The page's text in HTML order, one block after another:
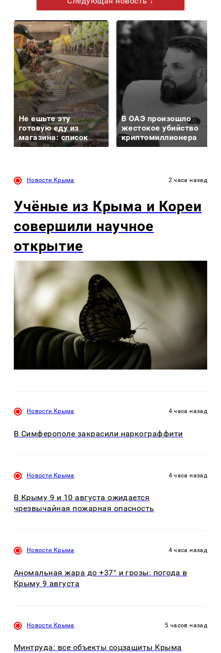
Не ешьте эту
готовую еду из
магазина: список
В ОАЭ произошло
жестокое убийство
криптомиллионера
Новости Крыма 2 часа назад
Учёные из Крыма и Кореи
совершили научное
открытие
Новости Крыма 4 часа назад
В Симферополе закрасили наркограффити
Новости Крыма 4 часа назад
В Крыму 9 и 10 августа ожидается
чрезвычайная пожарная опасность
Новости Крыма 4 часа назад
Аномальная жара до +37° и грозы: погода в
Крыму 9 августа
Новости Крыма 5 часов назад
Минтруда: все объекты соцзащиты Крыма